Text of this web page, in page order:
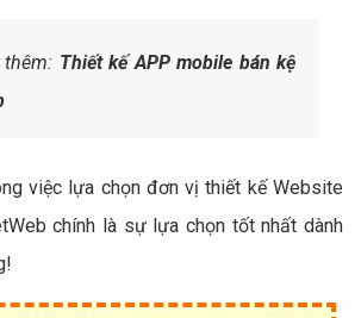
thêm: Thiết kế APP mobile bán kệ
việc lựa chọn đơn vị thiết kế Website
chính là sự lựa chọn tốt nhất dành